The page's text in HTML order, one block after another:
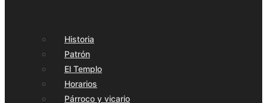
Historia
Patrón
El Templo
Horarios
Párroco y vicario